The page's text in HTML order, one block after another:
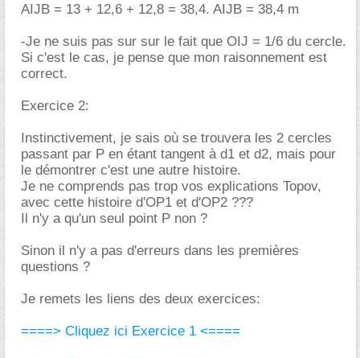
AIJB = 13 + 12,6 + 12,8 = 38,4. AIJB = 38,4 m
-Je ne suis pas sur sur le fait que OIJ = 1/6 du cercle.
Si c'est le cas, je pense que mon raisonnement est
correct.
Exercice 2:
Instinctivement, je sais où se trouvera les 2 cercles
passant par P en étant tangent à d1 et d2, mais pour
le démontrer c'est une autre histoire.
Je ne comprends pas trop vos explications Topov,
avec cette histoire d'OP1 et d'OP2 ???
Il n'y a qu'un seul point P non ?
Sinon il n'y a pas d'erreurs dans les premières
questions ?
Je remets les liens des deux exercices:
====> Cliquez ici Exercice 1 <====